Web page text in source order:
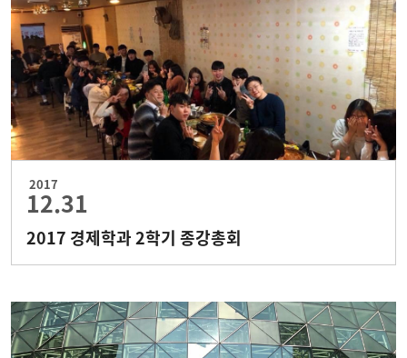
2017
12.31
2017 경제학과 2학기 종강총회